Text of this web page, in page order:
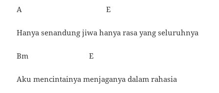
A E
Hanya senandung jiwa hanya rasa yang seluruhnya
Bm E
Aku mencintainya menjaganya dalam rahasia